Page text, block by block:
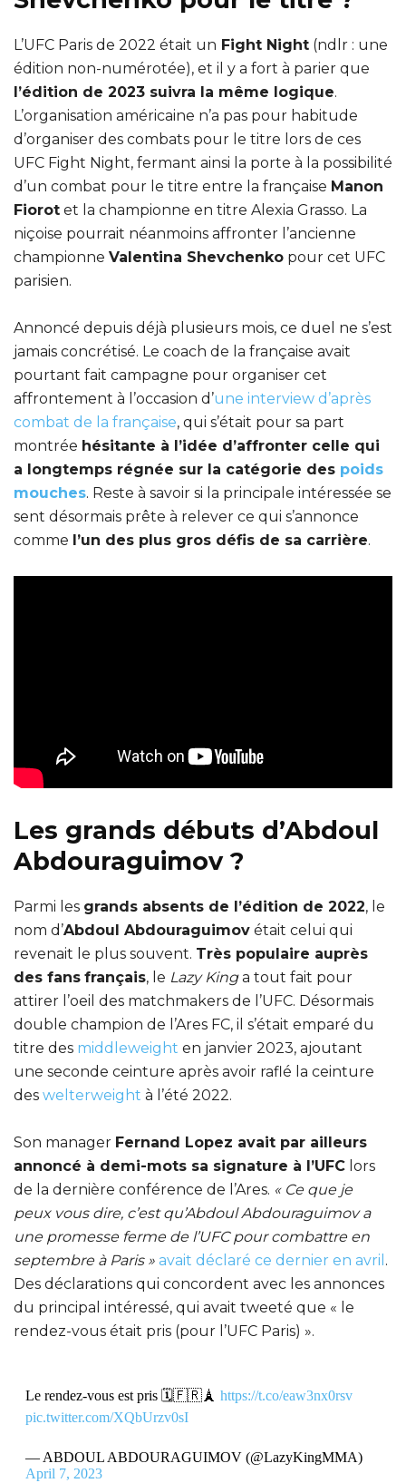
L’UFC Paris de 2022 était un Fight Night (ndlr : une
édition non-numérotée), et il y a fort à parier que
l’édition de 2023 suivra la même logique.
L’organisation américaine n’a pas pour habitude
d’organiser des combats pour le titre lors de ces
UFC Fight Night, fermant ainsi la porte à la possibilité
d’un combat pour le titre entre la française Manon
Fiorot et la championne en titre Alexia Grasso. La
niçoise pourrait néanmoins affronter l’ancienne
championne Valentina Shevchenko pour cet UFC
parisien.
Annoncé depuis déjà plusieurs mois, ce duel ne s’est
jamais concrétisé. Le coach de la française avait
pourtant fait campagne pour organiser cet
affrontement à l’occasion d’une interview d’après
combat de la française, qui s’était pour sa part
montrée hésitante à l’idée d’affronter celle qui
a longtemps régnée sur la catégorie des poids
mouches. Reste à savoir si la principale intéressée se
sent désormais prête à relever ce qui s’annonce
comme l’un des plus gros défis de sa carrière.
Les grands débuts d’Abdoul
Abdouraguimov ?
Parmi les grands absents de l’édition de 2022, le
nom d’Abdoul Abdouraguimov était celui qui
revenait le plus souvent. Très populaire auprès
des fans français, le Lazy Kinga tout fait pour
attirer l’oeil des matchmakers de l’UFC. Désormais
double champion de l’Ares FC, il s’était emparé du
titre des middleweight en janvier 2023, ajoutant
une seconde ceinture après avoir raflé la ceinture
des welterweight à l’été 2022.
Son manager Fernand Lopez avait par ailleurs
annoncé à demi-mots sa signature à l’UFC lors
de la dernière conférence de l’Ares. « Ce que je
peux vous dire, c’est qu’Abdoul Abdouraguimov a
une promesse ferme de l’UFC pour combattre en
septembre à Paris » avait déclaré ce dernier en avril .
Des déclarations qui concordent avec les annonces
du principal intéressé, qui avait tweeté que « le
rendez-vous était pris (pour l’UFC Paris) ».
Le rendez-vous est pris 🗓️🇫🇷🗼 https://t.co/eaw3nx0rsv
pic.twitter.com/XQbUrzv0sI
— ABDOUL ABDOURAGUIMOV (@LazyKingMMA)
April 7, 2023